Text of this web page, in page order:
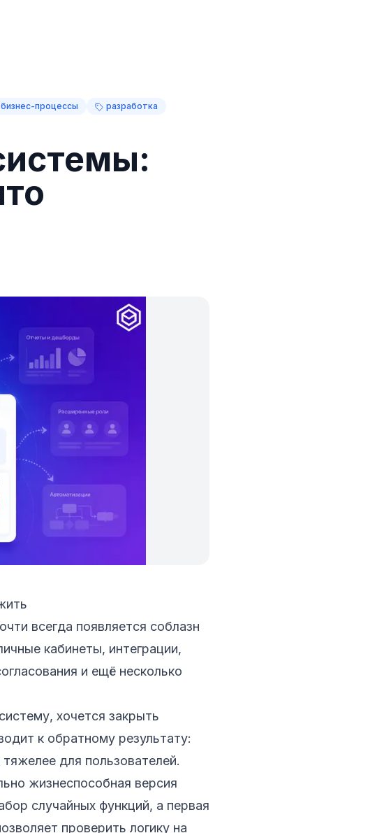
бизнес-процессы
разработка
всегда появляется соблазн
кабинеты, интеграции,
и ещё несколько
хочется закрыть
к обратному результату:
для пользователей.
жизнеспособная версия
случайных функций, а первая
проверить логику на